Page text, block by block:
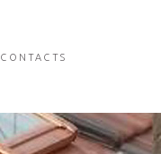
CONTACTS